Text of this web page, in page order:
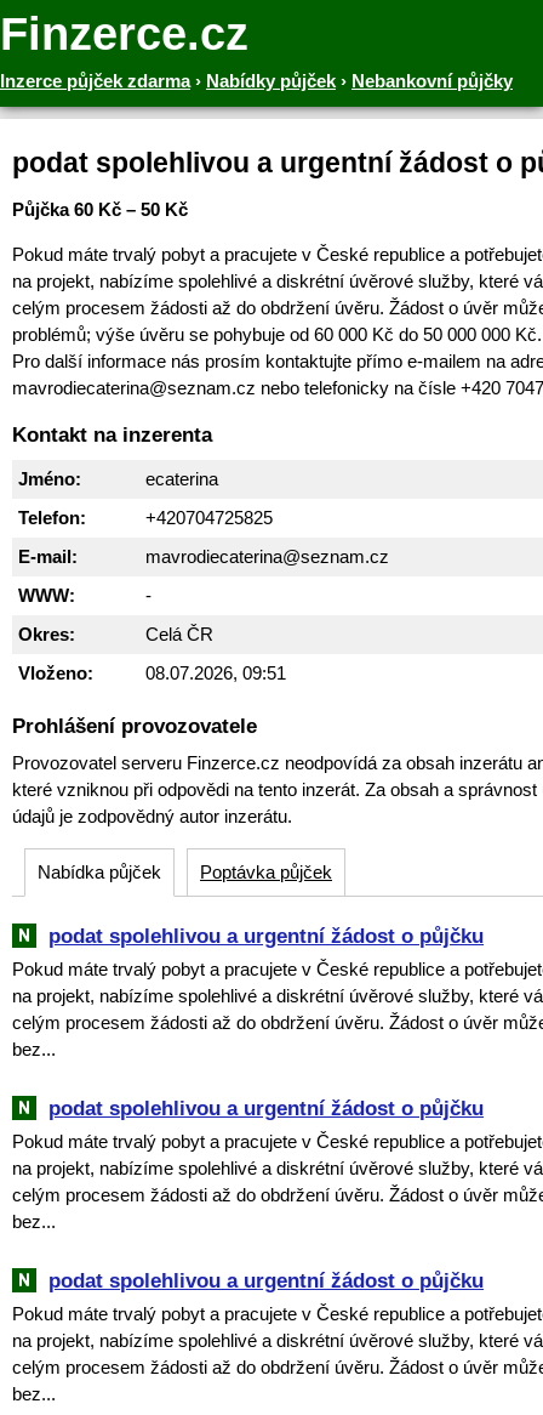
Finzerce.cz
Inzerce půjček zdarma› Nabídky půjček › Nebankovní půjčky
podat spolehlivou a urgentní žádost o
Půjčka 60 Kč – 50 Kč
Pokud máte trvalý pobyt a pracujete v České republice a
na projekt, nabízíme spolehlivé a diskrétní úvěrové služby, které
celým procesem žádosti až do obdržení úvěru. Žádost o úvěr
problémů; výše úvěru se pohybuje od 60 000 Kč do 50 000 000 Kč.
Pro další informace nás prosím kontaktujte přímo e-mailem na
mavrodiecaterina@seznam.cz nebo telefonicky na čísle +420
Kontakt na inzerenta
Jméno:
ecaterina
Telefon:
+420704725825
E-mail:
mavrodiecaterina@seznam.cz
WWW:
-
Okres:
Celá ČR
Vloženo:
08.07.2026, 09:51
Prohlášení provozovatele
Provozovatel serveru Finzerce.cz neodpovídá za obsah inzerátu
které vzniknou při odpovědi na tento inzerát. Za obsah a
údajů je zodpovědný autor inzerátu.
Nabídka půjček Poptávka půjček
podat spolehlivou a urgentní žádost o půjčku
Pokud máte trvalý pobyt a pracujete v České republice a
na projekt, nabízíme spolehlivé a diskrétní úvěrové služby, které
celým procesem žádosti až do obdržení úvěru. Žádost o úvěr
bez...
podat spolehlivou a urgentní žádost o půjčku
Pokud máte trvalý pobyt a pracujete v České republice a
na projekt, nabízíme spolehlivé a diskrétní úvěrové služby, které
celým procesem žádosti až do obdržení úvěru. Žádost o úvěr
bez...
podat spolehlivou a urgentní žádost o půjčku
Pokud máte trvalý pobyt a pracujete v České republice a
na projekt, nabízíme spolehlivé a diskrétní úvěrové služby, které
celým procesem žádosti až do obdržení úvěru. Žádost o úvěr
bez...